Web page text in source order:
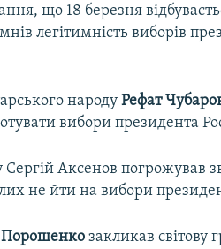
що 18 березня
легітимність виборів
народуРефат
вибори президента
Аксенов погрожував
не йти на вибори
закликав світову